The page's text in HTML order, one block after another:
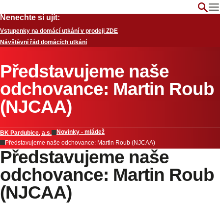
Nenechte si ujít:
Vstupenky na domácí utkání v prodeji ZDE
Návštěvní řád domácích utkání
Představujeme naše
odchovance: Martin Roub
(NJCAA)
BK Pardubice, a.s.
Novinky - mládež
Představujeme naše odchovance: Martin Roub (NJCAA)
Představujeme naše
odchovance: Martin Roub
(NJCAA)